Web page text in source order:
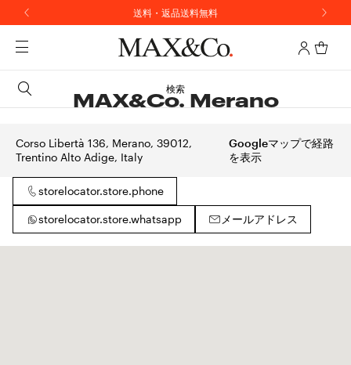
送料・返品送料無料
検索
MAX&Co. Merano
Corso Libertà 136, Merano, 39012,
Trentino Alto Adige, Italy
Googleマップで経路
を表示
storelocator.store.phone
storelocator.store.whatsapp メールアドレス